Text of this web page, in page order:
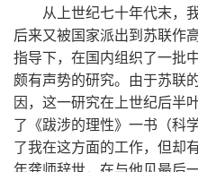
从上世纪七十年代末，
后来又被国家派出到苏联作
指导下，在国内组织了一批
颇有声势的研究。由于苏联
因，这一研究在上世纪后半
了《跋涉的理性》一书（科
了我在这方面的工作，但却